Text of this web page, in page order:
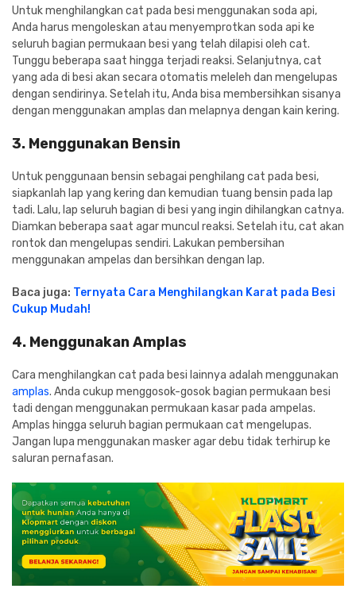
Untuk menghilangkan cat pada besi menggunakan soda api,
Anda harus mengoleskan atau menyemprotkan soda api ke
seluruh bagian permukaan besi yang telah dilapisi oleh cat.
Tunggu beberapa saat hingga terjadi reaksi. Selanjutnya, cat
yang ada di besi akan secara otomatis meleleh dan mengelupas
dengan sendirinya. Setelah itu, Anda bisa membersihkan sisanya
dengan menggunakan amplas dan melapnya dengan kain kering.
3. Menggunakan Bensin
Untuk penggunaan bensin sebagai penghilang cat pada besi,
siapkanlah lap yang kering dan kemudian tuang bensin pada lap
tadi. Lalu, lap seluruh bagian di besi yang ingin dihilangkan catnya.
Diamkan beberapa saat agar muncul reaksi. Setelah itu, cat akan
rontok dan mengelupas sendiri. Lakukan pembersihan
menggunakan ampelas dan bersihkan dengan lap.
Baca juga: Ternyata Cara Menghilangkan Karat pada Besi
Cukup Mudah!
4. Menggunakan Amplas
Cara menghilangkan cat pada besi lainnya adalah menggunakan
amplas. Anda cukup menggosok-gosok bagian permukaan besi
tadi dengan menggunakan permukaan kasar pada ampelas.
Amplas hingga seluruh bagian permukaan cat mengelupas.
Jangan lupa menggunakan masker agar debu tidak terhirup ke
saluran pernafasan.